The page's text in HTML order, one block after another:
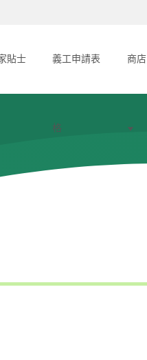
貼士 義工申請表
格
商店